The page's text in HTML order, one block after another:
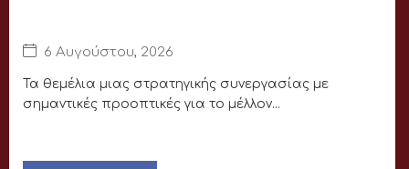
6 Αυγούστου, 2026
Τα θεμέλια μιας στρατηγικής συνεργασίας με
σημαντικές προοπτικές για το μέλλον...